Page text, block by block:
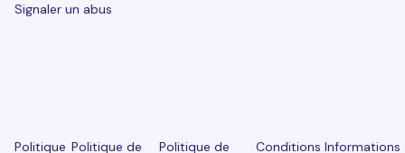
Signaler un abus
Politique Politique de Politique de Conditions Informations